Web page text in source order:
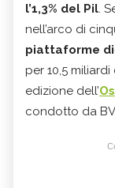
l’1,3% del Pil.
nell’arco di
piattaforme
per 10,5
edizione dell’
condotto da